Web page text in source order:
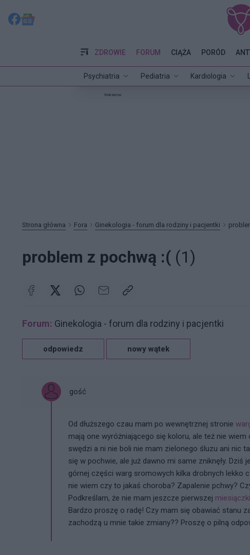
ZDROWIE
Psychiatria Pediatria Kardiologia
FORUM CIĄŻA PORÓD
Reklama:
Strona główna Fora Ginekologia - forum dla rodziny i pacjentki
problem z pochwą :( (1)
Forum: Ginekologia - forum dla rodziny i pacjentki
odpowiedz nowy wątek
gość
Od dłuższego czau mam po wewnętrznej stronie
mają one wyróżniającego się koloru, ale też nie
swędzi a ni nie boli nie mam zielonego śluzu ani nic
się w pochwie, ale już dawno mi same zniknęły.
górnej części warg sromowych kilka drobnych lekko
nie wiem czy to jakaś choroba? Zapalenie pchwy?
Podkreślam, że nie mam jeszcze pierwszej miesiączki
Bardzo proszę o radę! Czy mam się obawiać stanu
zachodzą u mnie takie zmiany?? Proszę o pilną